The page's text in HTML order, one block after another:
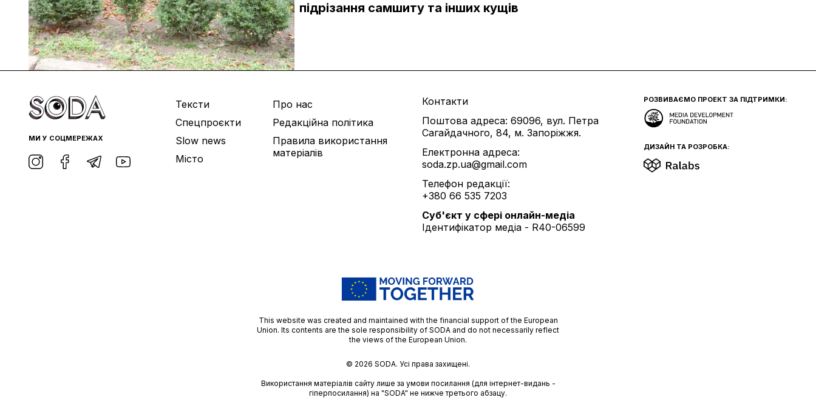
підрізання самшиту та інших кущів
МИ У СОЦМЕРЕЖАХ
Тексти
Спецпроєкти
Slow news
Місто
Про нас
Редакційна політика
Правила використання
матеріалів
Контакти
Поштова адреса: 69096, вул. Петра
Сагайдачного, 84, м. Запоріжжя.
Електронна адреса:
soda.zp.ua@gmail.com
Телефон редакції:
+380 66 535 7203
Cуб'єкт у сфері онлайн-медіа
Ідентифікатор медіа - R40-06599
РОЗВИВАЄМО ПРОЕКТ ЗА ПІДТРИМКИ:
ДИЗАЙН ТА РОЗРОБКА:
This website was created and maintained with the financial support of the European
Union. Its contents are the sole responsibility of SODA and do not necessarily reflect
the views of the European Union.
© 2026 SODA. Усі права захищені.
Використання матеріалів сайту лише за умови посилання (для інтернет-видань -
гіперпосилання) на "SODA" не нижче третього абзацу.